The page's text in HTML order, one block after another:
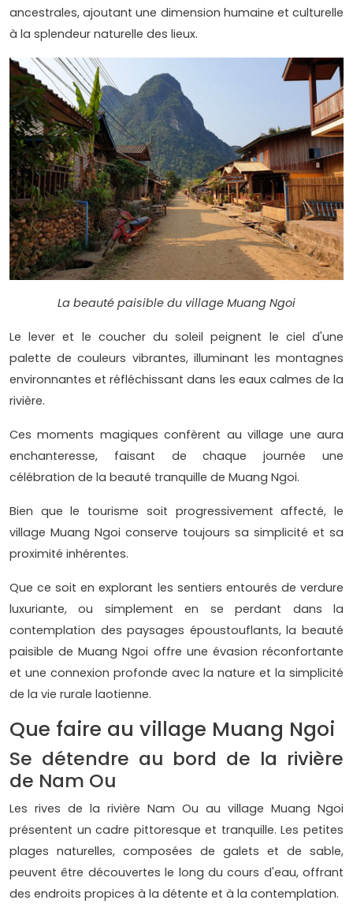
ancestrales, ajoutant une dimension humaine et culturelle
à la splendeur naturelle des lieux.
La beauté paisible du village Muang Ngoi
Le lever et le coucher du soleil peignent le ciel d'une
palette de couleurs vibrantes, illuminant les montagnes
environnantes et réfléchissant dans les eaux calmes de la
rivière.
Ces moments magiques confèrent au village une aura
enchanteresse, faisant de chaque journée une
célébration de la beauté tranquille de Muang Ngoi.
Bien que le tourisme soit progressivement affecté, le
village Muang Ngoi conserve toujours sa simplicité et sa
proximité inhérentes.
Que ce soit en explorant les sentiers entourés de verdure
luxuriante, ou simplement en se perdant dans la
contemplation des paysages époustouflants, la beauté
paisible de Muang Ngoi offre une évasion réconfortante
et une connexion profonde avec la nature et la simplicité
de la vie rurale laotienne.
Que faire au village Muang Ngoi
Se détendre au bord de la rivière
de Nam Ou
Les rives de la rivière Nam Ou au village Muang Ngoi
présentent un cadre pittoresque et tranquille. Les petites
plages naturelles, composées de galets et de sable,
peuvent être découvertes le long du cours d'eau, offrant
des endroits propices à la détente et à la contemplation.